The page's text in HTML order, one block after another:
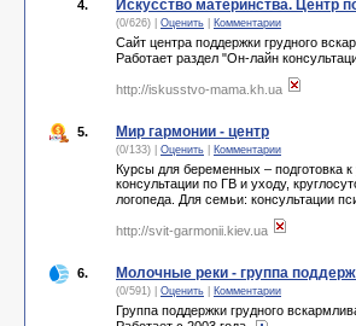
4. Искусство материнства. Центр
(0/626) | Оценить Комментарии
Сайт центра поддержки грудного
Работает раздел "Он-лайн
http://iskusstvo-mama.kh.ua
5. Мир гармонии - центр
(0/133) | Оценить Комментарии
Курсы для беременных – подготовка
консультации по ГВ и уходу,
логопеда. Для семьи: консультации
http://svit-garmonii.kiev.ua
6. Молочные реки - группа
(0/591) | Оценить Комментарии
Группа поддержки грудного